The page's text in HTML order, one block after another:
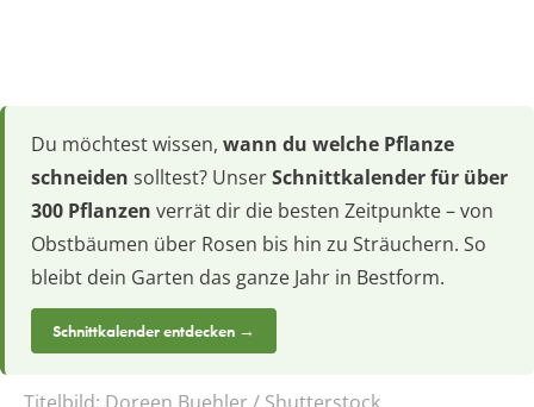
Du möchtest wissen, wann du welche Pflanze
schneiden solltest? UnserSchnittkalender für über
300 Pflanzen verrät dir die besten Zeitpunkte – von
Obstbäumen über Rosen bis hin zu Sträuchern. So
bleibt dein Garten das ganze Jahr in Bestform.
Schnittkalender entdecken →